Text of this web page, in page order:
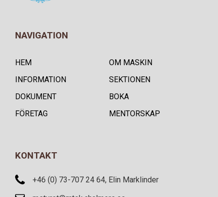
NAVIGATION
HEM
OM MASKIN
INFORMATION
SEKTIONEN
DOKUMENT
BOKA
FÖRETAG
MENTORSKAP
KONTAKT
+46 (0) 73-707 24 64, Elin Marklinder